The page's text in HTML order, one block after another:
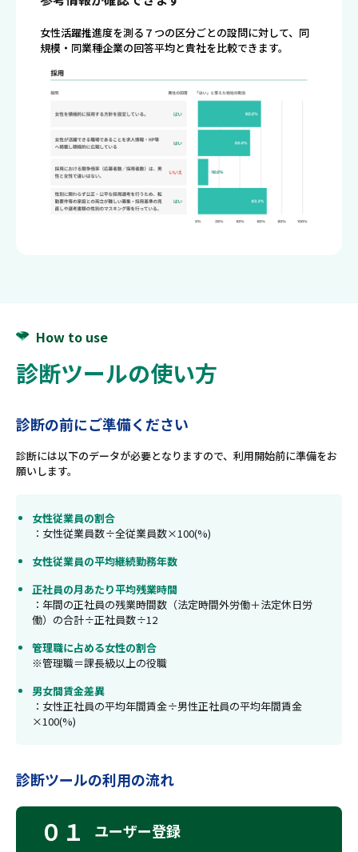
女性活躍推進度を測る７つの区分ごとの設問に対して、同
規模・同業種企業の回答平均と貴社を比較できます。
How to use
診断ツールの使い方
診断の前にご準備ください
診断には以下のデータが必要となりますので、利用開始前に準備をお
願いします。
女性従業員の割合
：女性従業員数÷全従業員数×100(%)
女性従業員の平均継続勤務年数
正社員の月あたり平均残業時間
：年間の正社員の残業時間数（法定時間外労働＋法定休日労
働）の合計÷正社員数÷12
管理職に占める女性の割合
※管理職＝課長級以上の役職
男女間賃金差異
：女性正社員の平均年間賃金÷男性正社員の平均年間賃金
×100(%)
診断ツールの利用の流れ
０１ ユーザー登録